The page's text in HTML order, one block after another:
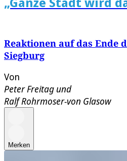
Reaktionen auf das Ende
Siegburg
Von
Peter Freitag und
Ralf Rohrmoser-von Glasow
Merken